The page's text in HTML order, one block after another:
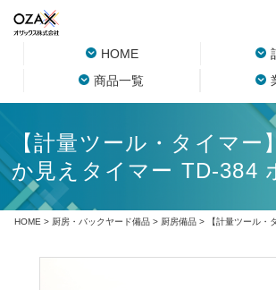
HOME
商品一覧
【計量ツール・タイマー
か見えタイマー TD-384
HOME > 厨房・バックヤード備品> 厨房備品> 【計量ツール・